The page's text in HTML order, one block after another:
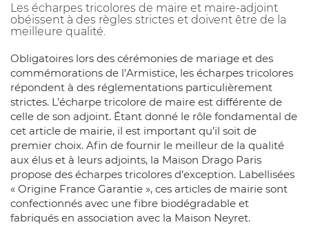
Les écharpes tricolores de maire et maire-adjoint
obéissent à des règles strictes et doivent être de la
meilleure qualité.
Obligatoires lors des cérémonies de mariage et des
commémorations de l’Armistice, les écharpes tricolores
répondent à des réglementations particulièrement
strictes. L’écharpe tricolore de maire est différente de
celle de son adjoint. Étant donné le rôle fondamental de
cet article de mairie, il est important qu’il soit de
premier choix. Afin de fournir le meilleur de la qualité
aux élus et à leurs adjoints, la Maison Drago Paris
propose des écharpes tricolores d’exception. Labellisées
« Origine France Garantie », ces articles de mairie sont
confectionnés avec une fibre biodégradable et
fabriqués en association avec la Maison Neyret.